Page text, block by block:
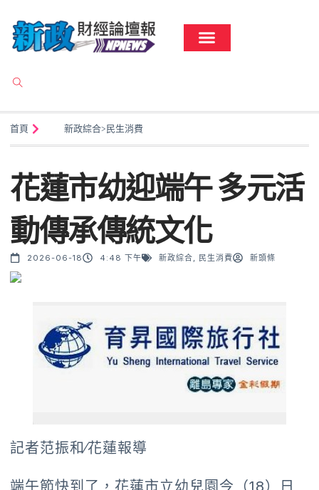
首頁 新政綜合>民生消費
花蓮市幼迎端午 多元活
動傳承傳統文化
2026-06-18 4:48 下午 新政綜合 民生消費 新頭條
記者范振和∕花蓮報導